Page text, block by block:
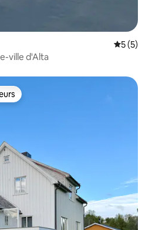
5 (5)
ville d'Alta
les plus appréciés